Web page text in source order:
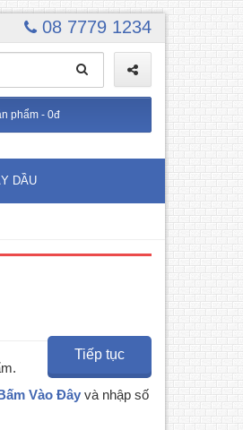
08 7779 1234
phẩm - 0đ
DẦU
Tiếp tục
Vào Đâyvà nhập số